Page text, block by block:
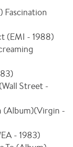
Fascination
(EMI - 1988)
Street -
(Album)(Virgin -
- 1983)